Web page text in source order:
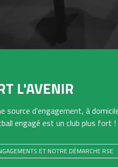
L'AVENIR
source d'engagement, à
engagé est un club plus fort !
ET NOTRE DÉMARCHE RSE